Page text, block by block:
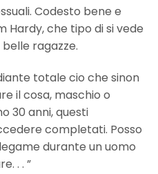
Codesto bene e
Hardy, che tipo di si vede
ragazze.
totale cio che sinon
il cosa, maschio o
30 anni, questi
completati. Posso
durante un uomo
. . ”